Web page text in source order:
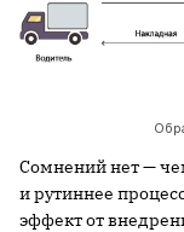
Сомнений нет —
и рутиннее
эффект от